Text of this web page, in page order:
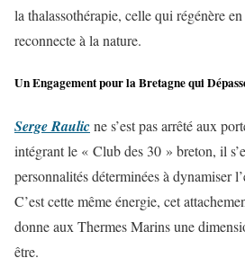
la thalassothérapie, celle qui régénère
reconnecte à la nature.
Un Engagement pour la Bretagne qui
Serge Raulicne s’est pas arrêté aux
intégrant le « Club des 30 » breton, il
personnalités déterminées à dynamiser
C’est cette même énergie, cet
donne aux Thermes Marins une
être.